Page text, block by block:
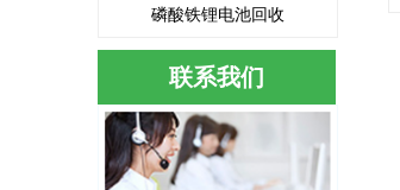
磷酸铁锂电池回收
联系我们